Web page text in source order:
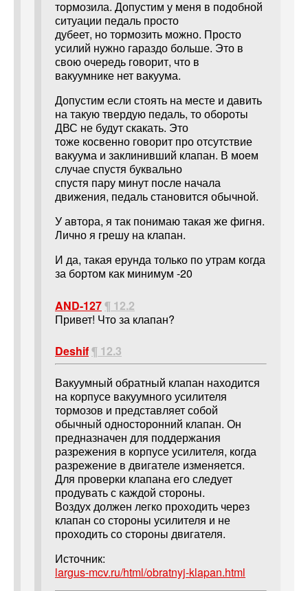
тормозила. Допустим у меня в подобной
ситуации педаль просто
дубеет, но тормозить можно. Просто
усилий нужно гараздо больше. Это в
свою очередь говорит, что в
вакуумнике нет вакуума.
Допустим если стоять на месте и давить
на такую твердую педаль, то обороты
ДВС не будут скакать. Это
тоже косвенно говорит про отсутствие
вакуума и заклинивший клапан. В моем
случае спустя буквально
спустя пару минут после начала
движения, педаль становится обычной.
У автора, я так понимаю такая же фигня.
Лично я грешу на клапан.
И да, такая ерунда только по утрам когда
за бортом как минимум -20
AND-127¶ 12.2
Привет! Что за клапан?
Deshif¶ 12.3
Вакуумный обратный клапан находится
на корпусе вакуумного усилителя
тормозов и представляет собой
обычный односторонний клапан. Он
предназначен для поддержания
разрежения в корпусе усилителя, когда
разрежение в двигателе изменяется.
Для проверки клапана его следует
продувать с каждой стороны.
Воздух должен легко проходить через
клапан со стороны усилителя и не
проходить со стороны двигателя.
Источник:
largus-mcv.ru/html/obratnyj-klapan.html